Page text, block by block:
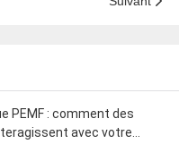
PEMF : comment des
avec votre